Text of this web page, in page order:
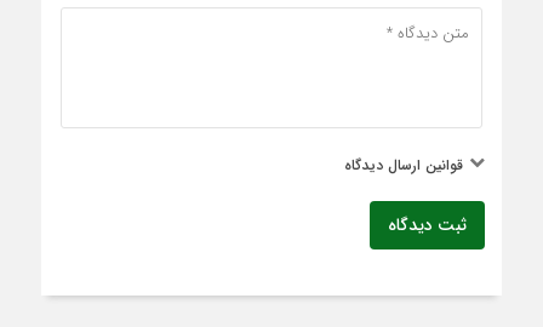
قوانین ارسال دیدگاه
ثبت دیدگاه